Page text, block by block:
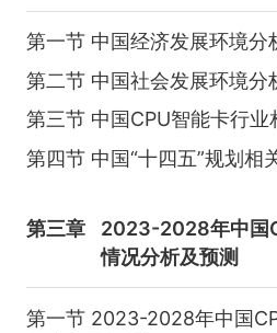
第一节 中国经济发展环境分
第二节 中国社会发展环境分
第三节 中国CPU智能卡行业
第四节 中国“十四五”规划相
第三章
2023-2028年中国
情况分析及预测
第一节 2023-2028年中国